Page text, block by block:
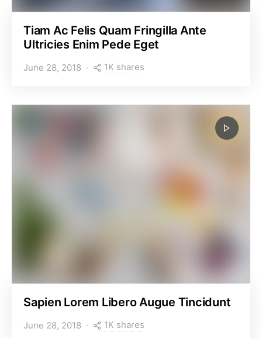
Tiam Ac Felis Quam Fringilla Ante
Ultricies Enim Pede Eget
June 28, 2018 1K shares
Sapien Lorem Libero Augue Tincidunt
June 28, 2018 1K shares